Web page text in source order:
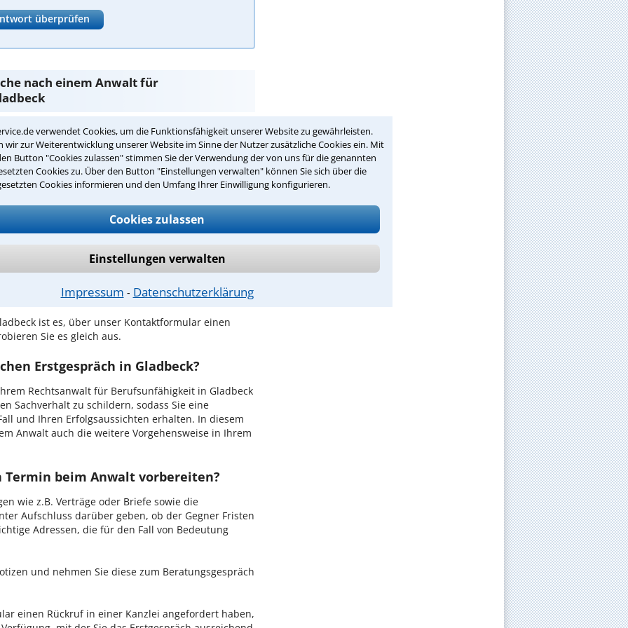
verwendet Cookies, um die Funktionsfähigkeit unserer Website zu gewährleisten.
wir zur Weiterentwicklung unserer Website im Sinne der Nutzer zusätzliche Cookies ein. Mit
Button "Cookies zulassen" stimmen Sie der Verwendung der von uns für die genannten
Cookies zu. Über den Button "Einstellungen verwalten" können Sie sich über die
Cookies informieren und den Umfang Ihrer Einwilligung konfigurieren.
Cookies zulassen
Einstellungen verwalten
Impressum ⁃ Datenschutzerklärung
überprüfen
nach einem Anwalt für
sind Sie bei unseren Anwälten aus Gladbeck
Anwalt für Berufsunfähigkeit
in Ihrer Umgebung auswählen
in Gladbeck einen Beratungstermin
zurückrufen
ist es, über unser Kontaktformular einen
Sie es gleich aus.
Erstgespräch in Gladbeck?
Rechtsanwalt für Berufsunfähigkeit in Gladbeck
Sachverhalt zu schildern, sodass Sie eine
und Ihren Erfolgsaussichten erhalten. In diesem
Anwalt auch die weitere Vorgehensweise in Ihrem
Termin beim Anwalt vorbereiten?
wie z.B. Verträge oder Briefe sowie die
Aufschluss darüber geben, ob der Gegner Fristen
Adressen, die für den Fall von Bedeutung
und nehmen Sie diese zum Beratungsgespräch
einen Rückruf in einer Kanzlei angefordert haben,